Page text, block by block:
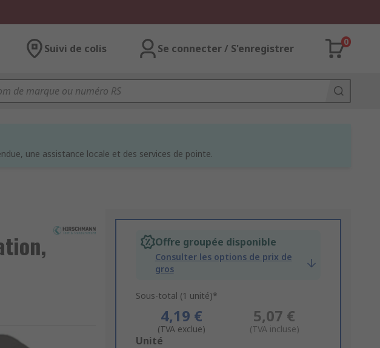
Suivi de colis Se connecter / S'enregistrer
0
une assistance locale et des services de pointe.
Offre groupée disponible
Consulter les options de prix de
gros
Sous-total (1 unité)*
4,19 €
(TVA exclue)
5,07 €
(TVA incluse)
Add
Unité